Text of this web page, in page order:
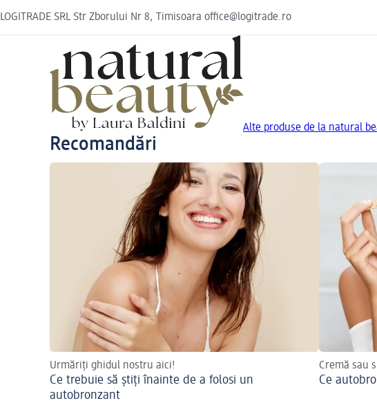
LOGITRADE SRL Str Zborului Nr 8, Timisoara office@logitrade.ro
Alte produse de la natural
Recomandări
Urmăriți ghidul nostru aici!
Ce trebuie să știți înainte de a folosi un
autobronzant
Cremă sau
Ce